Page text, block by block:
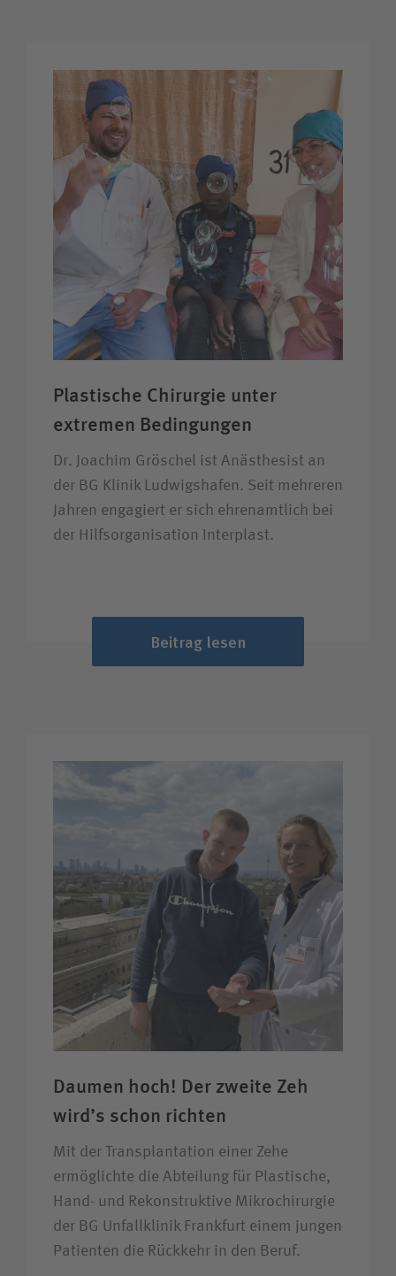
Plastische Chirurgie unter
extremen Bedingungen
Dr. Joachim Gröschel ist Anästhesist an
der BG Klinik Ludwigshafen. Seit mehreren
Jahren engagiert er sich ehrenamtlich bei
der Hilfsorganisation Interplast.
Beitrag lesen
Daumen hoch! Der zweite Zeh
wird’s schon richten
Mit der Transplantation einer Zehe
ermöglichte die Abteilung für Plastische,
Hand- und Rekonstruktive Mikrochirurgie
der BG Unfallklinik Frankfurt einem jungen
Patienten die Rückkehr in den Beruf.